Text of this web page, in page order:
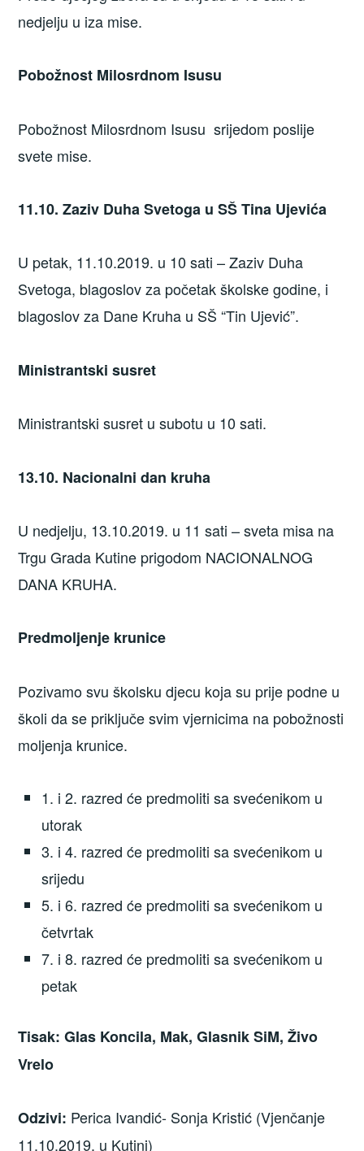
nedjelju u iza mise.
Pobožnost Milosrdnom Isusu
Pobožnost Milosrdnom Isusu srijedom poslije
svete mise.
11.10. Zaziv Duha Svetoga u SŠ Tina Ujevića
U petak, 11.10.2019. u 10 sati – Zaziv Duha
Svetoga, blagoslov za početak školske godine, i
blagoslov za Dane Kruha u SŠ “Tin Ujević”.
Ministrantski susret
Ministrantski susret u subotu u 10 sati.
13.10. Nacionalni dan kruha
U nedjelju, 13.10.2019. u 11 sati – sveta misa na
Trgu Grada Kutine prigodom NACIONALNOG
DANA KRUHA.
Predmoljenje krunice
Pozivamo svu školsku djecu koja su prije podne u
školi da se priključe svim vjernicima na pobožnosti
moljenja krunice.
1. i 2. razred će predmoliti sa svećenikom u
utorak
3. i 4. razred će predmoliti sa svećenikom u
srijedu
5. i 6. razred će predmoliti sa svećenikom u
četvrtak
7. i 8. razred će predmoliti sa svećenikom u
petak
Tisak: Glas Koncila, Mak, Glasnik SiM, Živo
Vrelo
Odzivi: Perica Ivandić- Sonja Kristić (Vjenčanje
11.10.2019. u Kutini)